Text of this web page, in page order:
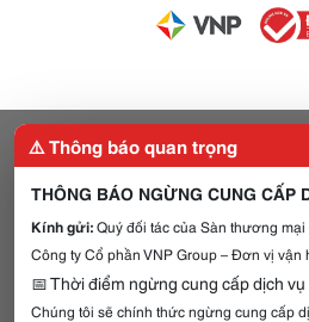
⚠️ Thông báo quan trọng
THÔNG BÁO NGỪNG CUNG CẤP
Kính gửi:Quý đối tác của Sàn thương
Công ty Cổ phần VNP Group – Đơn vị
📅 Thời điểm ngừng cung cấp dịch vụ
Chúng tôi sẽ chính thức ngừng cung cấp